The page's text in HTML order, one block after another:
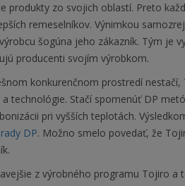
produkty zo svojich oblastí. Preto
remeselníkov. Výnimkou
šogúna jeho zákazník. Tým je
producenti svojím výrobkom.
konkurenčnom prostredí nestačí,
technológie. Stačí spomenúť DP
pri vyšších teplotách.
DP. Možno smelo povedať, že
z výrobného programu Tojiro a